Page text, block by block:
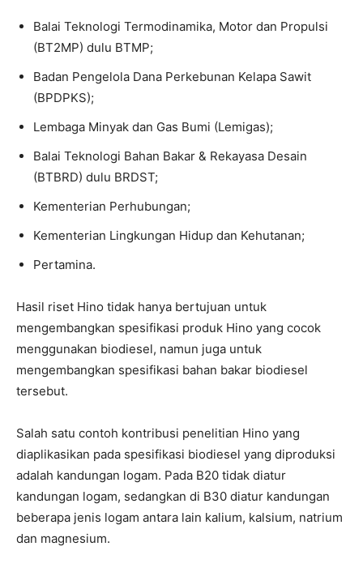
Balai Teknologi Termodinamika, Motor dan Propulsi
(BT2MP) dulu BTMP;
Badan Pengelola Dana Perkebunan Kelapa Sawit
(BPDPKS);
Lembaga Minyak dan Gas Bumi (Lemigas);
Balai Teknologi Bahan Bakar & Rekayasa Desain
(BTBRD) dulu BRDST;
Kementerian Perhubungan;
Kementerian Lingkungan Hidup dan Kehutanan;
Pertamina.
Hasil riset Hino tidak hanya bertujuan untuk
mengembangkan spesifikasi produk Hino yang cocok
menggunakan biodiesel, namun juga untuk
mengembangkan spesifikasi bahan bakar biodiesel
tersebut.
Salah satu contoh kontribusi penelitian Hino yang
diaplikasikan pada spesifikasi biodiesel yang diproduksi
adalah kandungan logam. Pada B20 tidak diatur
kandungan logam, sedangkan di B30 diatur kandungan
beberapa jenis logam antara lain kalium, kalsium, natrium
dan magnesium.